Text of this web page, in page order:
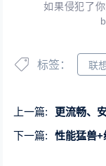
如果侵犯了
标签： 联
上一篇:
更流畅、安全
下一篇:
性能猛兽+续